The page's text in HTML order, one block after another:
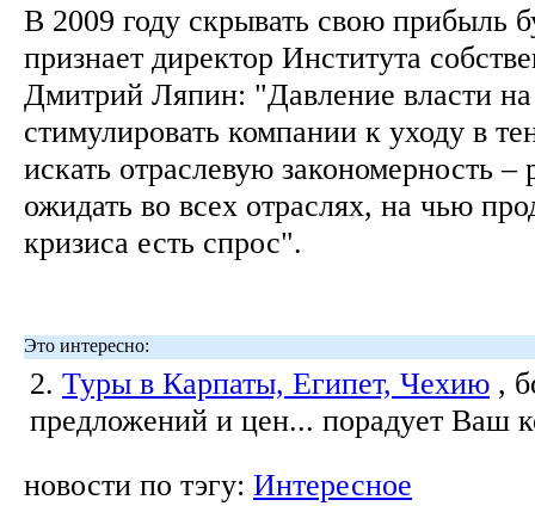
В 2009 году скрывать свою прибыль
признает директор Института
Дмитрий Ляпин: "Давление власти на
стимулировать компании к уходу в
искать отраслевую закономерность –
ожидать во всех отраслях, на чью
кризиса есть спрос".
Это интересно:
2. Туры в Карпаты, Египет, Чехию ,
предложений и цен... порадует Ваш
новости по тэгу: Интересное